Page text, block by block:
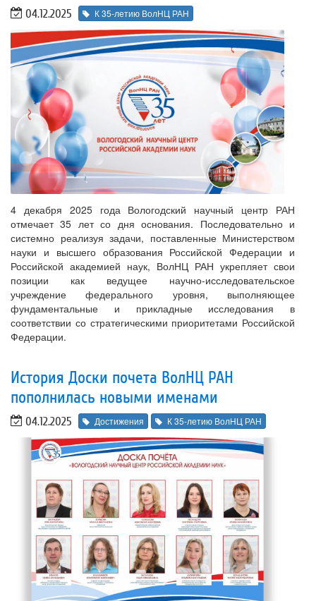
04.12.2025 К 35-летию ВолНЦ РАН
4 декабря 2025 года Вологодский научный центр РАН
отмечает 35 лет со дня основания. Последовательно и
системно реализуя задачи, поставленные Министерством
науки и высшего образования Российской Федерации и
Российской академией наук, ВолНЦ РАН укрепляет свои
позиции как ведущее научно-исследовательское
учреждение федерального уровня, выполняющее
фундаментальные и прикладные исследования в
соответствии со стратегическими приоритетами Российской
Федерации.
История Доски почета ВолНЦ РАН
пополнилась новыми именами
04.12.2025 Достижения К 35-летию ВолНЦ РАН